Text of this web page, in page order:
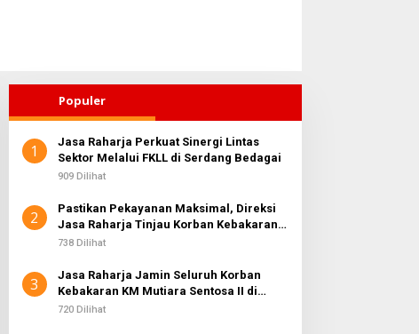
Populer
1
Jasa Raharja Perkuat Sinergi Lintas
Sektor Melalui FKLL di Serdang Bedagai
909 Dilihat
2
Pastikan Pekayanan Maksimal, Direksi
Jasa Raharja Tinjau Korban Kebakaran
KM Mutiara Sentosa II
738 Dilihat
3
Jasa Raharja Jamin Seluruh Korban
Kebakaran KM Mutiara Sentosa II di
Perairan Sumenep
720 Dilihat